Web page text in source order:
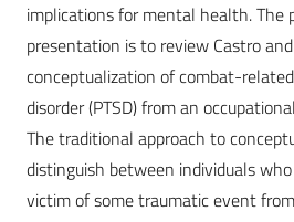
implications for mental health. The
presentation is to review Castro
conceptualization of combat-
disorder (PTSD) from an
The traditional approach to
distinguish between individuals
victim of some traumatic event